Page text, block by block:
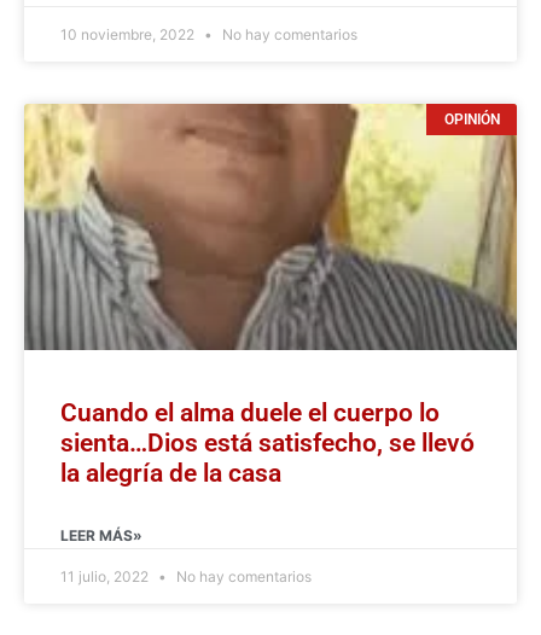
10 noviembre, 2022 No hay comentarios
OPINIÓN
Cuando el alma duele el cuerpo lo
sienta…Dios está satisfecho, se llevó
la alegría de la casa
LEER MÁS»
11 julio, 2022 No hay comentarios